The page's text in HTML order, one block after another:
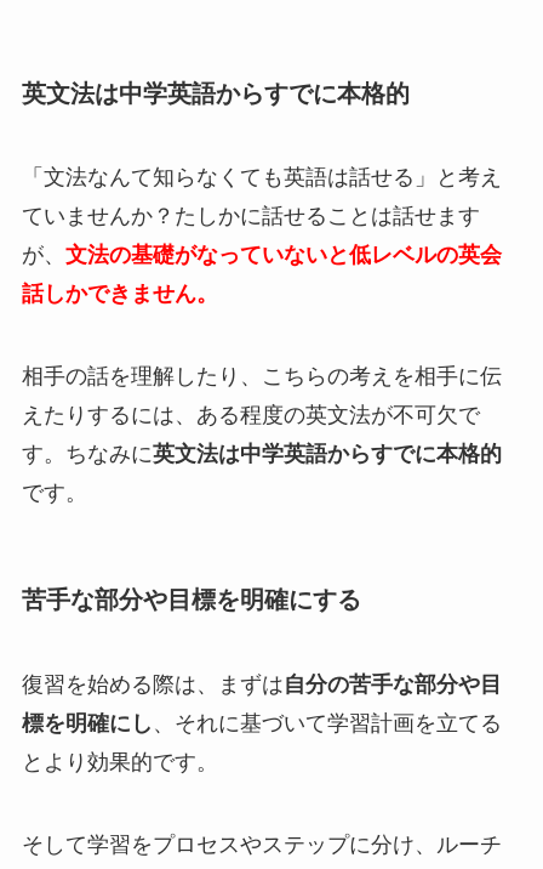
英文法は中学英語からすでに本格的
「文法なんて知らなくても英語は話せる」と考え
ていませんか？たしかに話せることは話せます
が、 文法の基礎がなっていないと低レベルの英会
話しかできません。
相手の話を理解したり、こちらの考えを相手に伝
えたりするには、ある程度の英文法が不可欠で
す。ちなみに英文法は中学英語からすでに本格的
です。
苦手な部分や目標を明確にする
復習を始める際は、まずは自分の苦手な部分や目
標を明確にし 、それに基づいて学習計画を立てる
とより効果的です。
そして学習をプロセスやステップに分け、ルーチ